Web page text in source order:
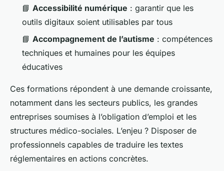
📘 Accessibilité numérique : garantir que les
outils digitaux soient utilisables par tous
📘 Accompagnement de l’autisme : compétences
techniques et humaines pour les équipes
éducatives
Ces formations répondent à une demande croissante,
notamment dans les secteurs publics, les grandes
entreprises soumises à l’obligation d’emploi et les
structures médico-sociales. L’enjeu ? Disposer de
professionnels capables de traduire les textes
réglementaires en actions concrètes.